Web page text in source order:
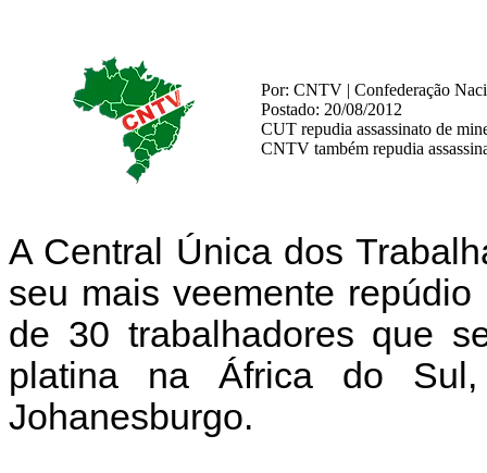
Por: CNTV | Confederação
Postado: 20/08/2012
CUT repudia assassinato de
CNTV também repudia
A Central Única dos
seu mais veemente
de 30 trabalhadores que
platina na África do
Johanesburgo.